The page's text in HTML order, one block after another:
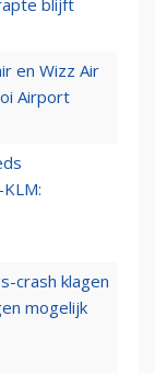
blijft
en Wizz Air
Airport
crash klagen
mogelijk